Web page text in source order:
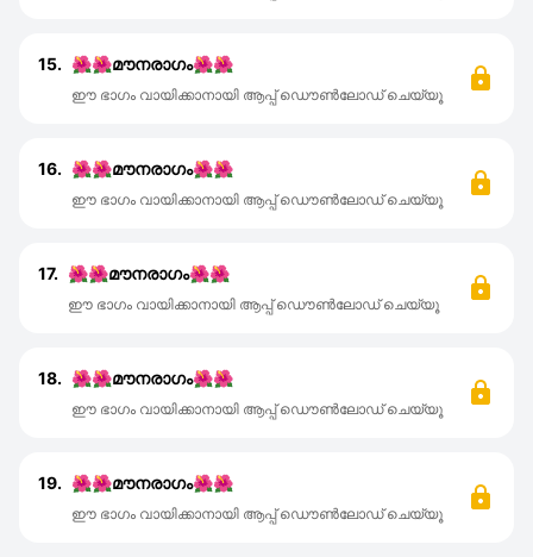
15. 🌺🌺മൗനരാഗം🌺🌺
ഈ ഭാഗം വായിക്കാനായി ആപ്പ് ഡൌൺലോഡ് ചെയ്യൂ
16. 🌺🌺മൗനരാഗം🌺🌺
ഈ ഭാഗം വായിക്കാനായി ആപ്പ് ഡൌൺലോഡ് ചെയ്യൂ
17. 🌺🌺മൗനരാഗം🌺🌺
ഈ ഭാഗം വായിക്കാനായി ആപ്പ് ഡൌൺലോഡ് ചെയ്യൂ
18. 🌺🌺മൗനരാഗം🌺🌺
ഈ ഭാഗം വായിക്കാനായി ആപ്പ് ഡൌൺലോഡ് ചെയ്യൂ
19. 🌺🌺മൗനരാഗം🌺🌺
ഈ ഭാഗം വായിക്കാനായി ആപ്പ് ഡൌൺലോഡ് ചെയ്യൂ